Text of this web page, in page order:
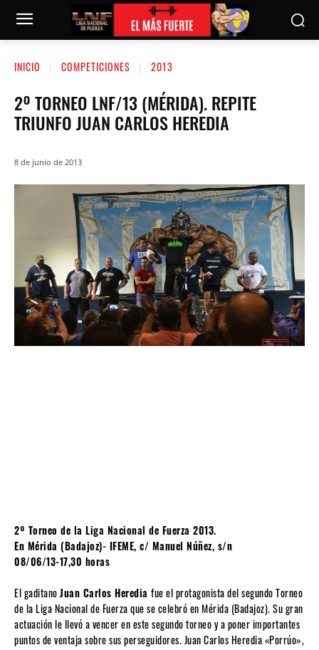
INICIO COMPETICIONES 2013
2º TORNEO LNF/13 (MÉRIDA). REPITE
TRIUNFO JUAN CARLOS HEREDIA
8 de junio de 2013
2º Torneo de la Liga Nacional de Fuerza 2013.
En Mérida (Badajoz)- IFEME, c/ Manuel Núñez, s/n
08/06/13-17,30 horas
El gaditanoJuan Carlos Heredia fue el protagonista del segundo Torneo
de la Liga Nacional de Fuerza que se celebró en Mérida (Badajoz). Su gran
actuación le llevó a vencer en este segundo torneo y a poner importantes
puntos de ventaja sobre sus perseguidores. Juan Carlos Heredia «Porrúo»,